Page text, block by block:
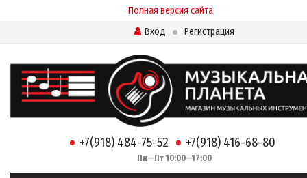
Полная версия сайта
Вход
Регистрация
+7(918) 484-75-52 +7(918) 416-68-80
Пн—Пт 10:00—17:00